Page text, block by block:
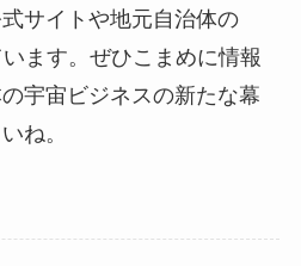
サイトや地元自治体の
ます。ぜひこまめに情報
宇宙ビジネスの新たな幕
ね。